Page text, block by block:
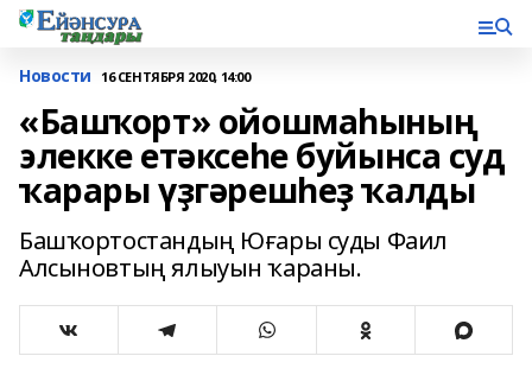
Новости 16 СЕНТЯБРЯ 2020, 14:00
«Башҡорт» ойошмаһының
элекке етәксеһе буйынса суд
ҡарары үҙгәрешһеҙ ҡалды
Башҡортостандың Юғары суды Фаил
Алсыновтың ялыуын ҡараны.